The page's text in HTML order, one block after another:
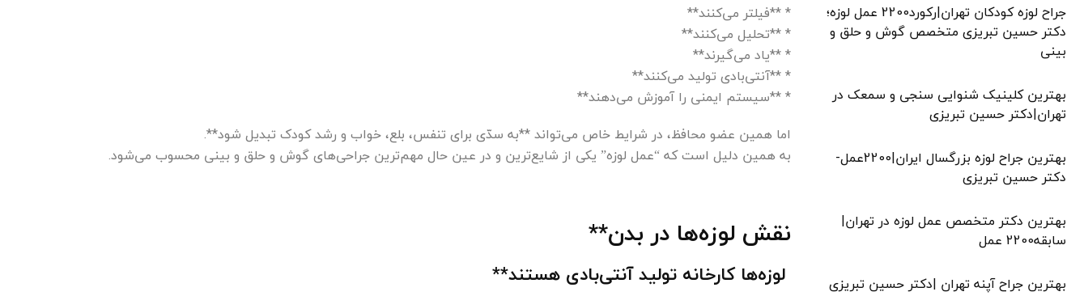
جراح لوزه کودکان تهران|رکورد2200 عمل لوزه؛
دکتر حسین تبریزی متخصص گوش و حلق و
بینی
بهترین کلینیک شنوایی سنجی و سمعک در
تهران|دکتر حسین تبریزی
بهترین جراح لوزه بزرگسال ایران|2200عمل-
دکتر حسین تبریزی
بهترین دکتر متخصص عمل لوزه در تهران|
سابقه2200 عمل
بهترین جراح آپنه تهران |دکتر حسین تبریزی
* **فیلتر می‌کنند**
* **تحلیل می‌کنند**
* **یاد می‌گیرند**
* **آنتی‌بادی تولید می‌کنند**
* **سیستم ایمنی را آموزش می‌دهند**
اما همین عضو محافظ، در شرایط خاص می‌تواند **به سدّی برای تنفس، بلع، خواب و رشد کودک تبدیل شود**.
به همین دلیل است که “عمل لوزه” یکی از شایع‌ترین و در عین حال مهم‌ترین جراحی‌های گوش و حلق و بینی محسوب می‌شود.
نقش لوزه‌ها در بدن**
لوزه‌ها کارخانه تولید آنتی‌بادی هستند**